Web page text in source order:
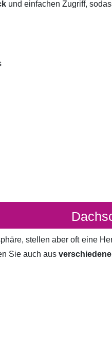
und einfachen Zugriff,
stellen aber oft eine
Sie auch aus